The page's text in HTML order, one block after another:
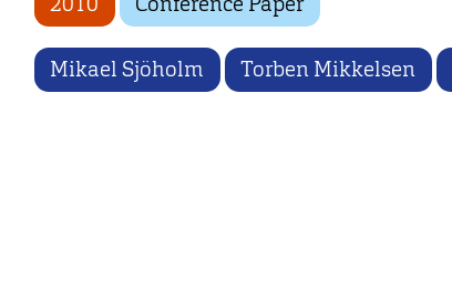
Mikael Sjöholm Torben Mikkelsen